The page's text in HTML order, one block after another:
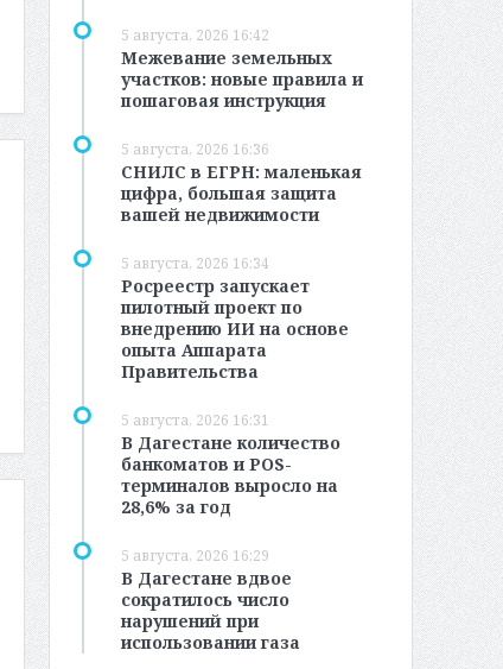
5 августа, 2026 16:42
Межевание земельных
участков: новые правила и
пошаговая инструкция
5 августа, 2026 16:36
СНИЛС в ЕГРН: маленькая
цифра, большая защита
вашей недвижимости
5 августа, 2026 16:34
Росреестр запускает
пилотный проект по
внедрению ИИ на основе
опыта Аппарата
Правительства
5 августа, 2026 16:31
В Дагестане количество
банкоматов и POS-
терминалов выросло на
28,6% за год
5 августа, 2026 16:29
В Дагестане вдвое
сократилось число
нарушений при
использовании газа